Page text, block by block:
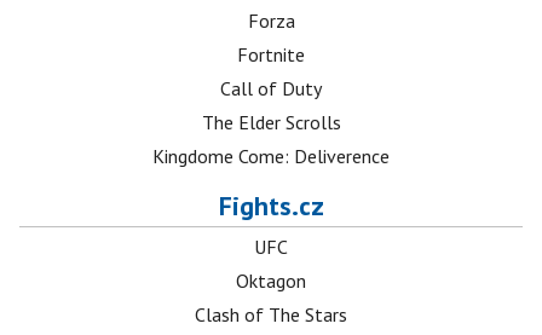
Forza
Fortnite
Call of Duty
The Elder Scrolls
Kingdome Come: Deliverence
Fights.cz
UFC
Oktagon
Clash of The Stars